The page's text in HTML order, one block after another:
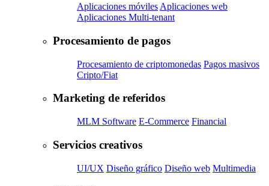
Aplicaciones móviles Aplicaciones web
Aplicaciones Multi-tenant
Procesamiento de pagos
Procesamiento de criptomonedas Pagos masivos
Cripto/Fiat
Marketing de referidos
MLM Software E-Commerce Financial
Servicios creativos
UI/UX Diseño gráfico Diseño web Multimedia